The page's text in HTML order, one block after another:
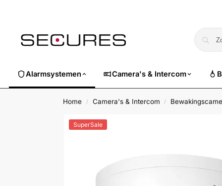
Alarmsystemen Camera's & Intercom
Home / Camera's & Intercom /
SuperSale